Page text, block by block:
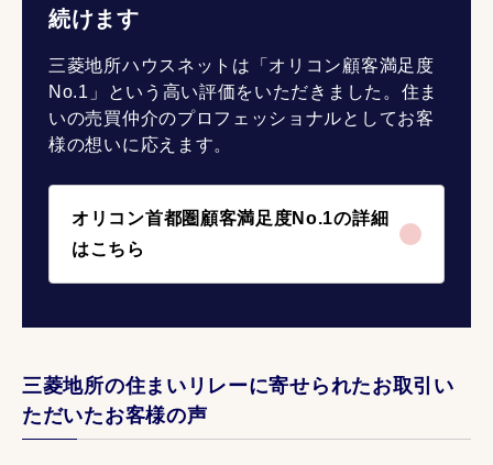
続けます
三菱地所ハウスネットは「オリコン顧客満足度
No.1」という高い評価をいただきました。住ま
いの売買仲介のプロフェッショナルとしてお客
様の想いに応えます。
オリコン首都圏顧客満足度No.1の詳細
はこちら
三菱地所の住まいリレーに寄せられたお取引い
ただいたお客様の声